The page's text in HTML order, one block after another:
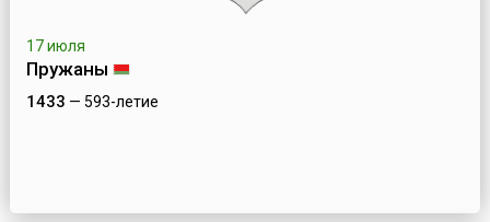
17 июля
Пружаны
1433 — 593-летие